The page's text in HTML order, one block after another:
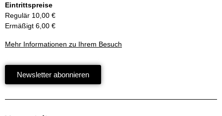
Eintrittspreise
Regulär 10,00 €
Ermäßigt 6,00 €
Mehr Informationen zu Ihrem Besuch
Newsletter abonnieren